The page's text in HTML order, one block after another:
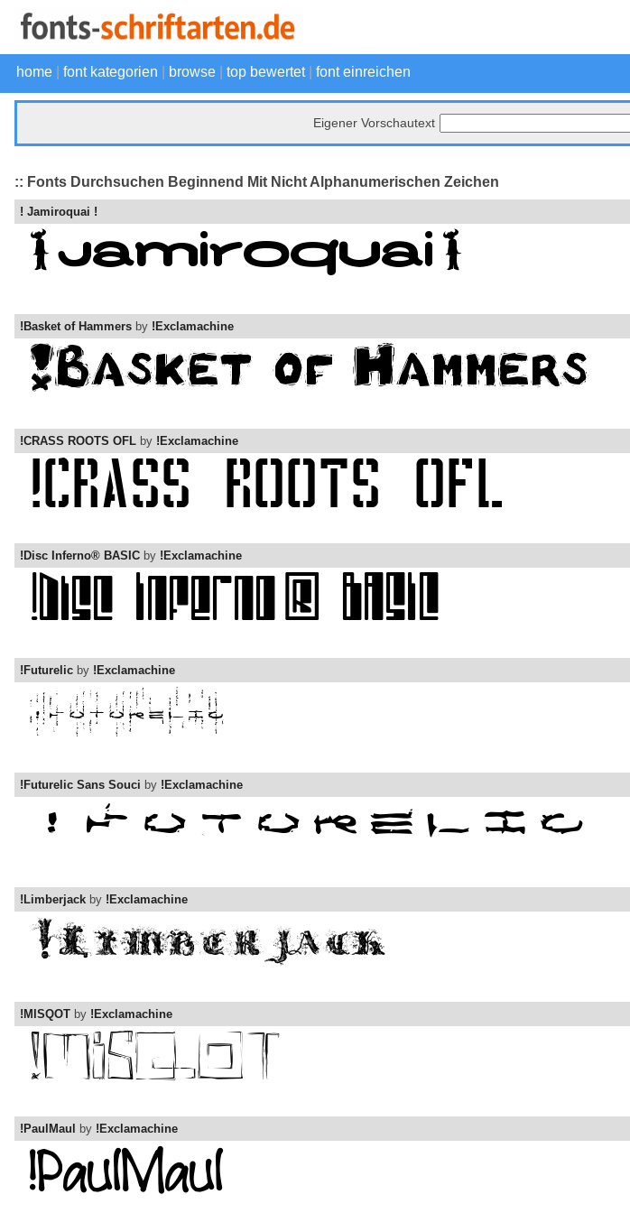
home font kategorien browse top bewertet| font einreichen
Eigener Vorschautext
:: Fonts Durchsuchen Beginnend Mit Nicht Alphanumerischen Zeichen
! Jamiroquai !
!Basket of Hammers by !Exclamachine
!CRASS ROOTS OFL by !Exclamachine
!Disc Inferno® BASIC by !Exclamachine
!Futurelic by !Exclamachine
!Futurelic Sans Souci by !Exclamachine
!Limberjack by !Exclamachine
!MISQOT by !Exclamachine
!PaulMaul by !Exclamachine